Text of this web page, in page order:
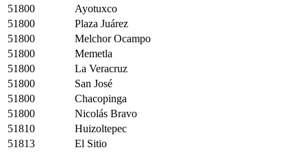
51800
Ayotuxco
51800
Plaza Juárez
51800
Melchor Ocampo
51800
Memetla
51800
La Veracruz
51800
San José
51800
Chacopinga
51800
Nicolás Bravo
51810
Huizoltepec
51813
El Sitio